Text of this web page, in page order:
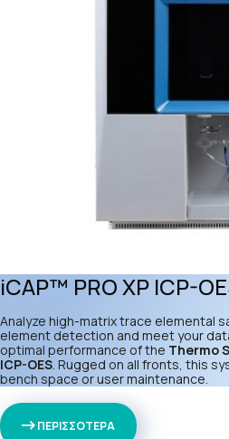
iCAP™ PRO XP ICP-
Analyze high-matrix trace elemental
element detection and meet your
optimal performance of the Thermo
ICP-OES. Rugged on all fronts, this
bench space or user maintenance.
ΠΕΡΙΣΣΟΤΕΡΑ